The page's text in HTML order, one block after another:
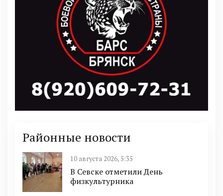
Районные новости
10 августа 2026, 5:35
В Севске отметили День
физкультурника